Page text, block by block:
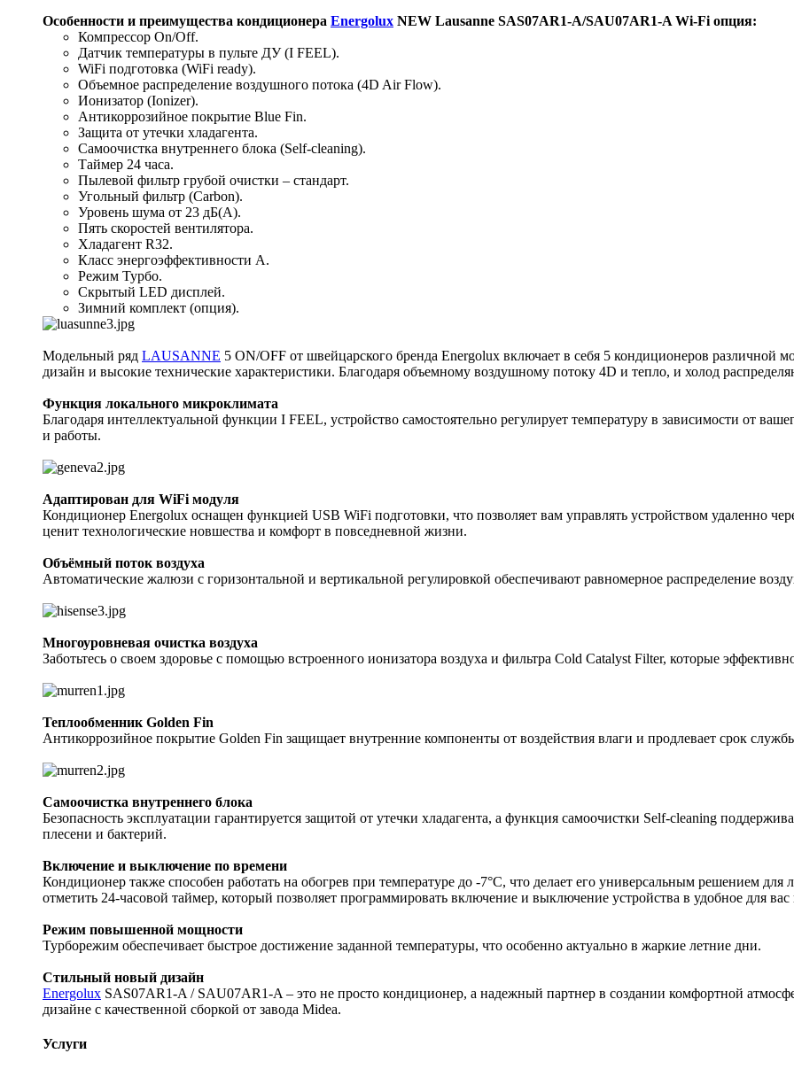
Особенности и преимущества кондиционера Energolux NEW Lausanne SAS07AR1-A/SAU07AR1-A Wi-Fi опция:
Компрессор On/Off.
Датчик температуры в пульте ДУ (I FEEL).
WiFi подготовка (WiFi ready).
Объемное распределение воздушного потока (4D Air Flow).
Ионизатор (Ionizer).
Антикоррозийное покрытие Blue Fin.
Защита от утечки хладагента.
Самоочистка внутреннего блока (Self-cleaning).
Таймер 24 часа.
Пылевой фильтр грубой очистки – стандарт.
Угольный фильтр (Carbon).
Уровень шума от 23 дБ(А).
Пять скоростей вентилятора.
Хладагент R32.
Класс энергоэффективности A.
Режим Турбо.
Скрытый LED дисплей.
Зимний комплект (опция).
Модельный ряд LAUSANNE 5 ON/OFF от швейцарского бренда Energolux включает в себя 5 кондиционеров
дизайн и высокие технические характеристики. Благодаря объемному воздушному потоку 4D и тепло, и холод
Функция локального микроклимата
Благодаря интеллектуальной функции I FEEL, устройство самостоятельно регулирует температуру в зависимости от
и работы.
Адаптирован для WiFi модуля
Кондиционер Energolux оснащен функцией USB WiFi подготовки, что позволяет вам управлять устройством удаленно
ценит технологические новшества и комфорт в повседневной жизни.
Объёмный поток воздуха
Автоматические жалюзи с горизонтальной и вертикальной регулировкой обеспечивают равномерное распределение
Многоуровневая очистка воздуха
Заботьтесь о своем здоровье с помощью встроенного ионизатора воздуха и фильтра Cold Catalyst Filter, которые
Теплообменник Golden Fin
Антикоррозийное покрытие Golden Fin защищает внутренние компоненты от воздействия влаги и продлевает срок
Самоочистка внутреннего блока
Безопасность эксплуатации гарантируется защитой от утечки хладагента, а функция самоочистки Self-cleaning
плесени и бактерий.
Включение и выключение по времени
Кондиционер также способен работать на обогрев при температуре до -7°C, что делает его универсальным решением
отметить 24-часовой таймер, который позволяет программировать включение и выключение устройства в удобное для вас
Режим повышенной мощности
Турборежим обеспечивает быстрое достижение заданной температуры, что особенно актуально в жаркие летние дни.
Стильный новый дизайн
Energolux SAS07AR1-A / SAU07AR1-A – это не просто кондиционер, а надежный партнер в создании комфортной
дизайне с качественной сборкой от завода Midea.
Услуги